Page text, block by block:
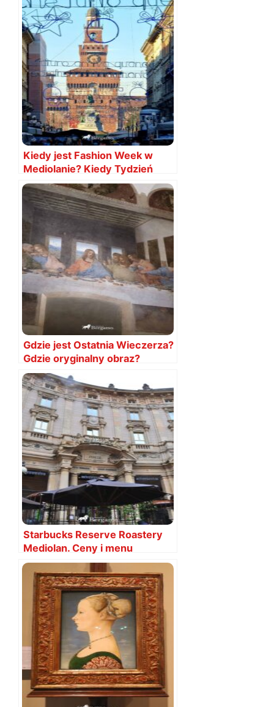
Kiedy jest Fashion Week w
Mediolanie? Kiedy Tydzień
Mody 2024
Gdzie jest Ostatnia Wieczerza?
Gdzie oryginalny obraz?
Starbucks Reserve Roastery
Mediolan. Ceny i menu